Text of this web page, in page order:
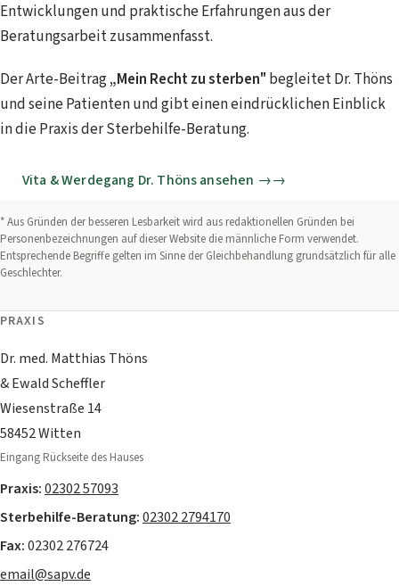
Entwicklungen und praktische Erfahrungen aus der
Beratungsarbeit zusammenfasst.
Der Arte-Beitrag„Mein Recht zu sterben" begleitet Dr. Thöns
und seine Patienten und gibt einen eindrücklichen Einblick
in die Praxis der Sterbehilfe-Beratung.
Vita & Werdegang Dr. Thöns ansehen →
* Aus Gründen der besseren Lesbarkeit wird aus redaktionellen Gründen bei
Personenbezeichnungen auf dieser Website die männliche Form verwendet.
Entsprechende Begriffe gelten im Sinne der Gleichbehandlung grundsätzlich für alle
Geschlechter.
PRAXIS
Dr. med. Matthias Thöns
& Ewald Scheffler
Wiesenstraße 14
58452 Witten
Eingang Rückseite des Hauses
Praxis:02302 57093
Sterbehilfe-Beratung:02302 2794170
Fax:02302 276724
email@sapv.de